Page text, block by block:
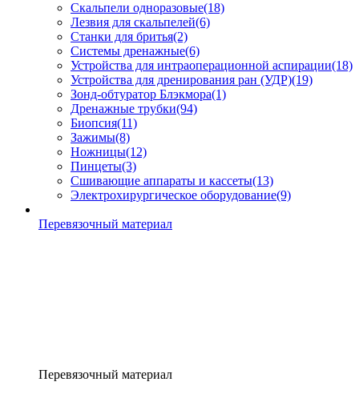
Скальпели одноразовые(18)
Лезвия для скальпелей(6)
Станки для бритья(2)
Системы дренажные(6)
Устройства для интраоперационной аспирации(18)
Устройства для дренирования ран (УДР)(19)
Зонд-обтуратор Блэкмора(1)
Дренажные трубки(94)
Биопсия(11)
Зажимы(8)
Ножницы(12)
Пинцеты(3)
Сшивающие аппараты и кассеты(13)
Электрохирургическое оборудование(9)
Перевязочный материал
Перевязочный материал